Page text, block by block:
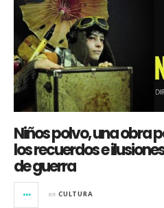
Niños polvo, una obra
los recuerdos e
de guerra
en CULTURA